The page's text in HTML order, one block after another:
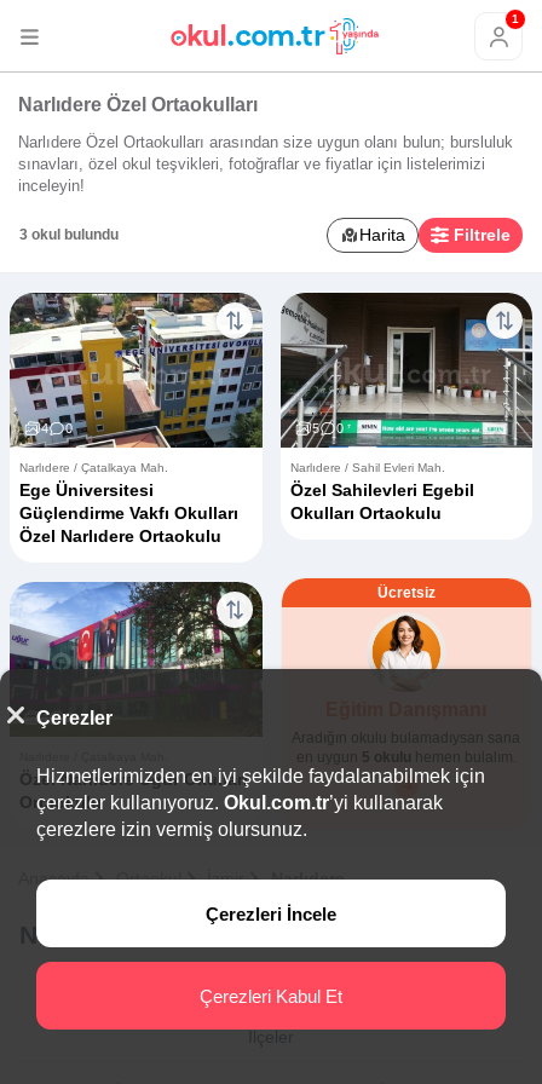
1
Narlıdere Özel Ortaokulları
Narlıdere Özel Ortaokulları arasından size uygun olanı bulun; bursluluk
sınavları, özel okul teşvikleri, fotoğraflar ve fiyatlar için listelerimizi
inceleyin!
3 okul bulundu Harita Filtrele
4 0
Narlıdere / Çatalkaya Mah.
Ege Üniversitesi
Güçlendirme Vakfı Okulları
Özel Narlıdere Ortaokulu
5 0
Narlıdere / Sahil Evleri Mah.
Özel Sahilevleri Egebil
Okulları Ortaokulu
4 0
Özel Narlıdere Uğur Okulları
Ortaokulu
Ücretsiz
Aradığın okulu bulamadıysan sana
en uygun 5 okulu hemen bulalım.
Anasayfa Ortaokul İzmir Narlıdere
Narlıdere Özel Ortaokulları Hakkında
İlçeler
Çerezler
Hizmetlerimizden en iyi şekilde faydalanabilmek için
çerezler kullanıyoruz. Okul.com.tr’yi kullanarak
çerezlere izin vermiş olursunuz.
Çerezleri İncele
Çerezleri Kabul Et